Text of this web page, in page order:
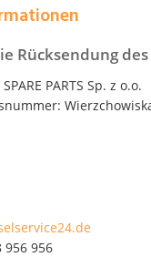
Rücksendung
PARTS Sp. z o.o.
956 956